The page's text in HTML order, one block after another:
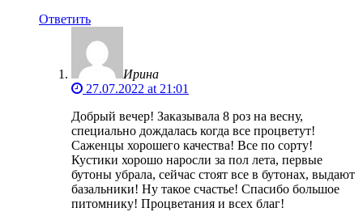
Ответить
Ирина
27.07.2022 at 21:01
Добрый вечер! Заказывала 8 роз на весну,
специально дождалась когда все процветут!
Саженцы хорошего качества! Все по сорту!
Кустики хорошо наросли за пол лета, первые
бутоны убрала, сейчас стоят все в бутонах, выдают
базальники! Ну такое счастье! Спасибо большое
питомнику! Процветания и всех благ!